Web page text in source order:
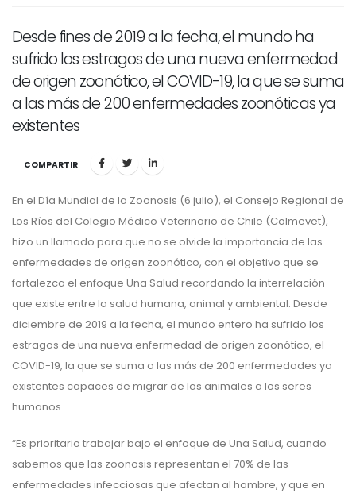
Desde fines de 2019 a la fecha, el mundo ha
sufrido los estragos de una nueva enfermedad
de origen zoonótico, el COVID-19, la que se suma
a las más de 200 enfermedades zoonóticas ya
existentes
COMPARTIR
En el Día Mundial de la Zoonosis (6 julio), el Consejo Regional de
Los Ríos del Colegio Médico Veterinario de Chile (Colmevet),
hizo un llamado para que no se olvide la importancia de las
enfermedades de origen zoonótico, con el objetivo que se
fortalezca el enfoque Una Salud recordando la interrelación
que existe entre la salud humana, animal y ambiental. Desde
diciembre de 2019 a la fecha, el mundo entero ha sufrido los
estragos de una nueva enfermedad de origen zoonótico, el
COVID-19, la que se suma a las más de 200 enfermedades ya
existentes capaces de migrar de los animales a los seres
humanos.
“Es prioritario trabajar bajo el enfoque de Una Salud, cuando
sabemos que las zoonosis representan el 70% de las
enfermedades infecciosas que afectan al hombre, y que en